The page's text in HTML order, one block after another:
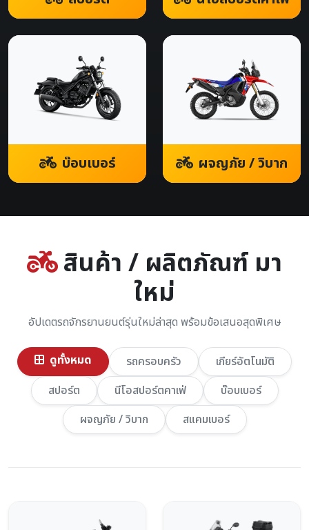
บ๊อบเบอร์ ผจญภัย / วิบาก
สินค้า / ผลิตภัณฑ์ มา
ใหม่
อัปเดตรถจักรยานยนต์รุ่นใหม่ล่าสุด พร้อมข้อเสนอสุดพิเศษ
ดูทั้งหมด รถครอบครัว
เกียร์อัตโนมัติ
สปอร์ต
นีโอสปอร์ตคาเฟ่
บ๊อบเบอร์
ผจญภัย / วิบาก
สแคมเบอร์